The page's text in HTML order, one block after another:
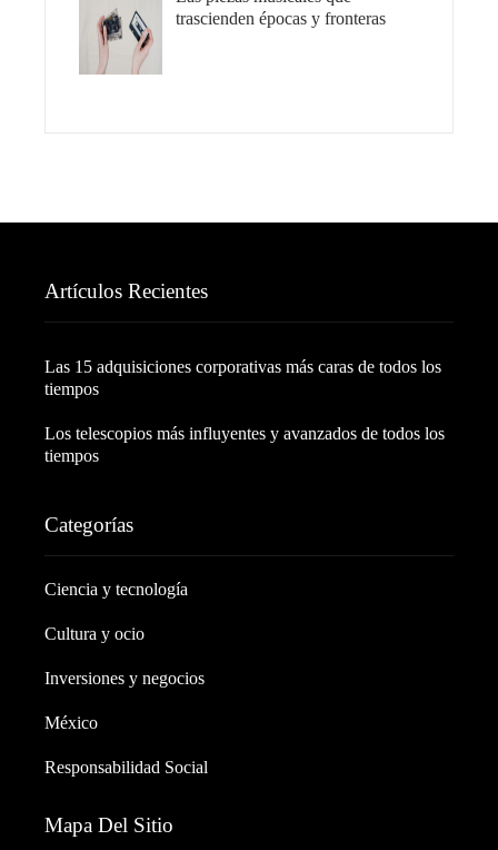
trascienden épocas y fronteras
Artículos Recientes
Las 15 adquisiciones corporativas más caras de todos los
tiempos
Los telescopios más influyentes y avanzados de todos los
tiempos
Categorías
Ciencia y tecnología
Cultura y ocio
Inversiones y negocios
México
Responsabilidad Social
Mapa Del Sitio